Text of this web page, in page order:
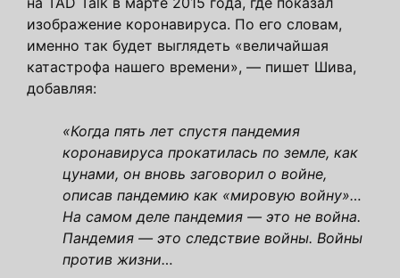
изображение коронавируса. По его словам,
именно так будет выглядеть «величайшая
катастрофа нашего времени», — пишет Шива,
добавляя:
«Когда пять лет спустя пандемия
коронавируса прокатилась по земле, как
цунами, он вновь заговорил о войне,
описав пандемию как «мировую войну»…
На самом деле пандемия — это не война.
Пандемия — это следствие войны. Войны
против жизни…